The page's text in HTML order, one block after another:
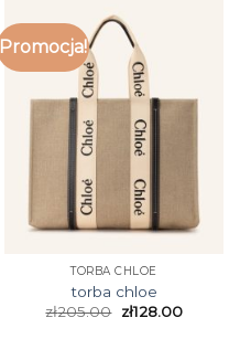
Promocja!
TORBA CHLOE
torba chloe
zł205.00 zł128.00